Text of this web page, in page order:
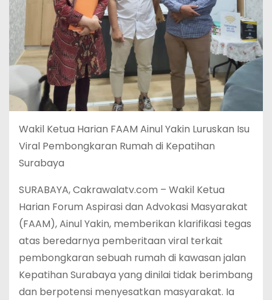
Wakil Ketua Harian FAAM Ainul Yakin Luruskan Isu
Viral Pembongkaran Rumah di Kepatihan
Surabaya
SURABAYA, Cakrawalatv.com – Wakil Ketua
Harian Forum Aspirasi dan Advokasi Masyarakat
(FAAM), Ainul Yakin, memberikan klarifikasi tegas
atas beredarnya pemberitaan viral terkait
pembongkaran sebuah rumah di kawasan jalan
Kepatihan Surabaya yang dinilai tidak berimbang
dan berpotensi menyesatkan masyarakat. Ia